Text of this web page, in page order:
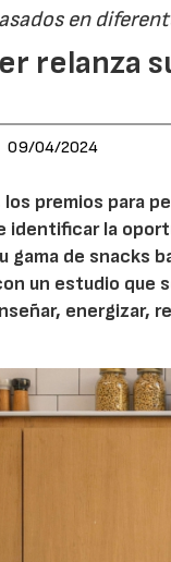
en
relanza
09/04/2024
premios para
identificar la
gama de snacks
un estudio que
energizar,